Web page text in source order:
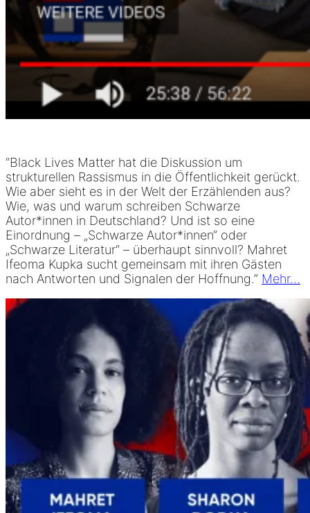
“Black Lives Matter hat die Diskussion um
strukturellen Rassismus in die Öffentlichkeit gerückt.
Wie aber sieht es in der Welt der Erzählenden aus?
Wie, was und warum schreiben Schwarze
Autor*innen in Deutschland? Und ist so eine
Einordnung – „Schwarze Autor*innen“ oder
„Schwarze Literatur“ – überhaupt sinnvoll? Mahret
Ifeoma Kupka sucht gemeinsam mit ihren Gästen
nach Antworten und Signalen der Hoffnung.” Mehr…